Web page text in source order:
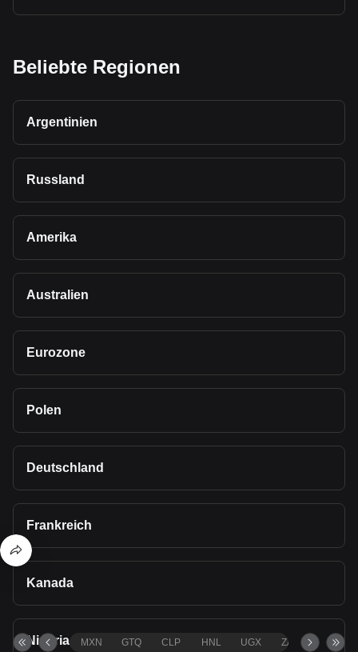
Beliebte Regionen
Argentinien
Russland
Amerika
Australien
Eurozone
Polen
Deutschland
Frankreich
Kanada
Nigeria MXN GTQ CLP HNL UGX ZAR TND